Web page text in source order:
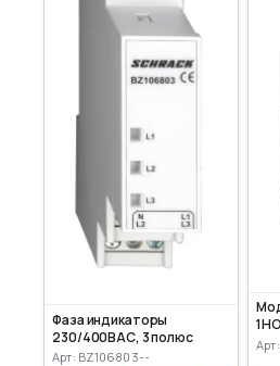
Фаза индикаторы
230/400ВАС, 3 полюс
Арт: BZ106803--